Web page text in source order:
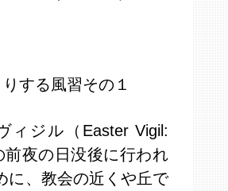
りする風習その１
ィジル（Easter Vigil:
前夜の日没後に行われ
に、教会の近くや丘で